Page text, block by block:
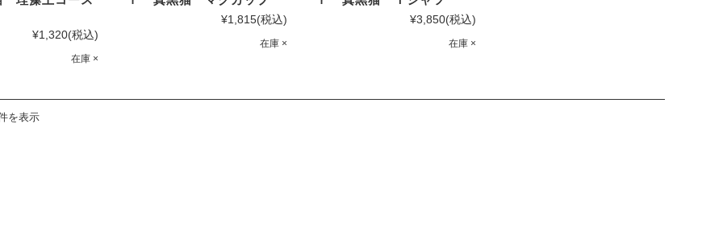
¥1,320(税込)
在庫 ×
¥1,815(税込)
在庫 ×
¥3,850(税込)
在庫 ×
を表示